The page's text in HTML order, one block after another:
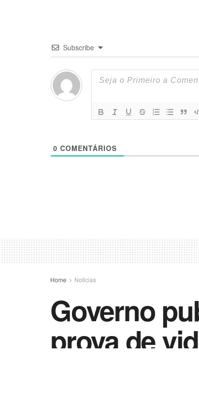
Subscribe
0 COMENTÁRIOS
Home Noticias
Governo
prova de